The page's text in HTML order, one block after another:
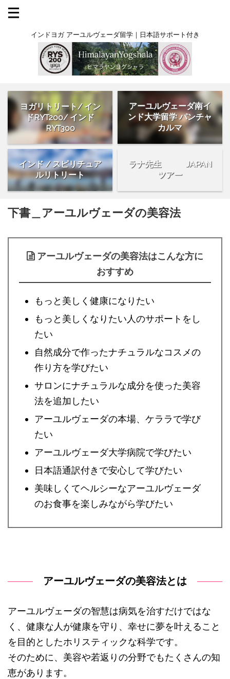
インドヨガ アーユルヴェーダ留学｜日本語サポート付き
ヨガリトリート/ イン
ドRYT200/ インド
RYT300
アーユルヴェーダ南イ
ンド大学留学 パンチャ
カルマ
インド / スピリチュア
ルリトリート
ラナ先生 JAPAN
ツアー
下書＿アーユルヴェーダの美容法
アーユルヴェーダの美容法はこんな方に
おすすめ
もっと美しく健康になりたい
もっと美しくなりたい人のサポートをし
たい
自然成分で作ったナチュラルなコスメの
作り方を学びたい
サロンにナチュラルな成分を使った美容
法を追加したい
アーユルヴェーダの本場、ケララで学び
たい
アーユルヴェーダ大学病院で学びたい
日本語通訳付きで安心して学びたい
美味しくてヘルシーなアーユルヴェーダ
のお食事を楽しみながら学びたい
アーユルヴェーダの美容法とは
アーユルヴェーダの智慧は病気を治すだけではな
く、健康な人が健康を守り、幸せに夢を叶えること
を目的としたホリスティックな科学です。
そのために、美容や若返りの分野でもたくさんの知
恵があります。